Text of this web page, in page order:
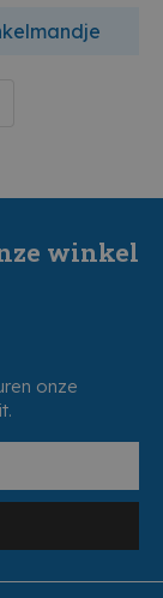
winkel
onze